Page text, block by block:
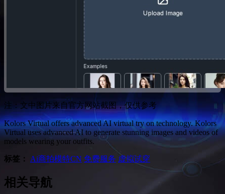
注：文中图片来自官方网站截图，仅供参考
Kolors Virtual offers advanced AI virtual try on technology. Kolors
Virtual uses advanced AI to generate stunning images and videos of
models wearing your outfits.
标签： Ai商拍模特CN 免费服务 虚拟试穿
相关导航